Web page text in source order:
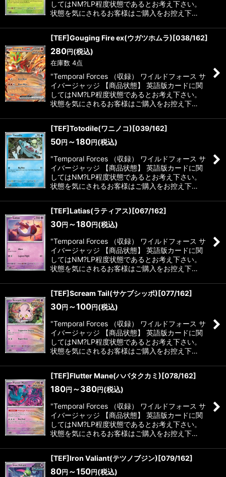
してはNM?LP程度状態であるとお考え下さい。
状態を気にされるお客様はご購入をお控え下…
[TEF]Gouging Fire ex(ウガツホムラ)[038/162]
280円 (税込)
在庫数 4点
"Temporal Forces （収録） ワイルドフォース サ
イバージャッジ 【商品状態】 英語版カードに関
してはNM?LP程度状態であるとお考え下さい。
状態を気にされるお客様はご購入をお控え下…
[TEF]Totodile(ワニノコ)[039/162]
50円 ～180円 (税込)
"Temporal Forces （収録） ワイルドフォース サ
イバージャッジ 【商品状態】 英語版カードに関
してはNM?LP程度状態であるとお考え下さい。
状態を気にされるお客様はご購入をお控え下…
[TEF]Latias(ラティアス)[067/162]
30円 ～180円 (税込)
"Temporal Forces （収録） ワイルドフォース サ
イバージャッジ 【商品状態】 英語版カードに関
してはNM?LP程度状態であるとお考え下さい。
状態を気にされるお客様はご購入をお控え下…
[TEF]Scream Tail(サケブシッポ)[077/162]
30円 ～100円 (税込)
"Temporal Forces （収録） ワイルドフォース サ
イバージャッジ 【商品状態】 英語版カードに関
してはNM?LP程度状態であるとお考え下さい。
状態を気にされるお客様はご購入をお控え下…
[TEF]Flutter Mane(ハバタクカミ)[078/162]
180円 ～380円 (税込)
"Temporal Forces （収録） ワイルドフォース サ
イバージャッジ 【商品状態】 英語版カードに関
してはNM?LP程度状態であるとお考え下さい。
状態を気にされるお客様はご購入をお控え下…
[TEF]Iron Valiant(テツノブジン)[079/162]
80円 ～150円 (税込)